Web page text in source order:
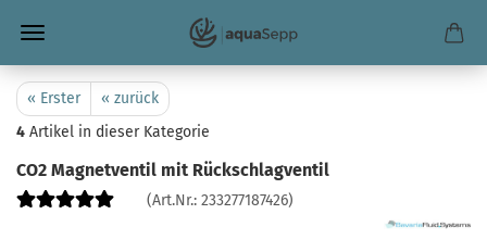
« Erster
« zurück
4 Artikel in dieser Kategorie
CO2 Magnetventil mit Rückschlagventil
(Art.Nr.: 233277187426)